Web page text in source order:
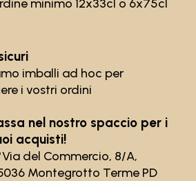
minimo 12x33cl o 6x75cl
imballi ad hoc per
i vostri ordini
nel nostro spaccio per i
acquisti!
Via del Commercio, 8/A,
Montegrotto Terme PD